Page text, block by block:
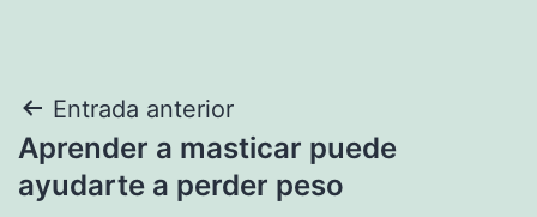
Navegación
de
Entrada anterior
Aprender a masticar puede
ayudarte a perder peso